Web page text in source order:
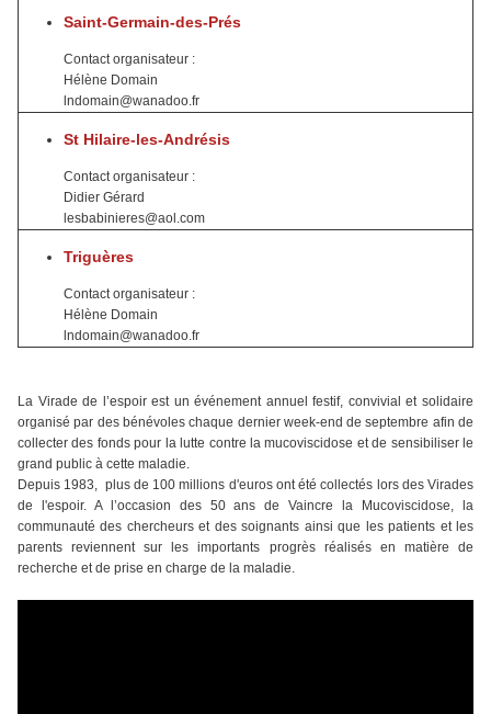
Saint-Germain-des-Prés
Contact organisateur :
Hélène Domain
lndomain@wanadoo.fr
St Hilaire-les-Andrésis
Contact organisateur :
Didier Gérard
lesbabinieres@aol.com
Triguères
Contact organisateur :
Hélène Domain
lndomain@wanadoo.fr
La Virade de l’espoir est un événement annuel festif, convivial et solidaire
organisé par des bénévoles chaque dernier week-end de septembre afin de
collecter des fonds pour la lutte contre la mucoviscidose et de sensibiliser le
grand public à cette maladie.
Depuis 1983, plus de 100 millions d'euros ont été collectés lors des Virades
de l'espoir. A l’occasion des 50 ans de Vaincre la Mucoviscidose, la
communauté des chercheurs et des soignants ainsi que les patients et les
parents reviennent sur les importants progrès réalisés en matière de
recherche et de prise en charge de la maladie.